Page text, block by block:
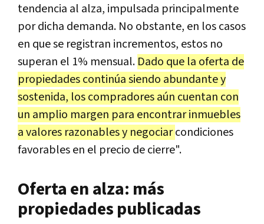
tendencia al alza, impulsada principalmente
por dicha demanda. No obstante, en los casos
en que se registran incrementos, estos no
superan el 1% mensual. Dado que la oferta de
propiedades continúa siendo abundante y
sostenida, los compradores aún cuentan con
un amplio margen para encontrar inmuebles
a valores razonables y negociarcondiciones
favorables en el precio de cierre".
Oferta en alza: más
propiedades publicadas